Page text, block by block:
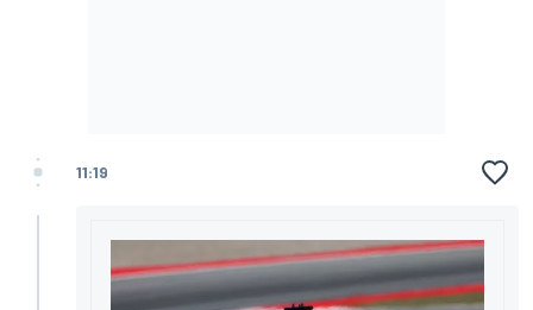
11:19